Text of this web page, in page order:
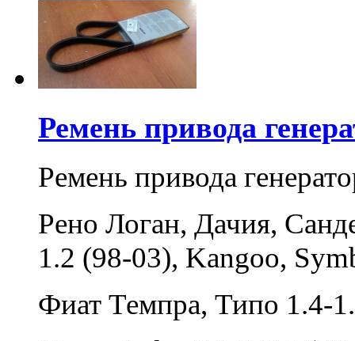
Ремень привода
Ремень привода
Рено Логан, Дачия,
1.2 (98-03), Kangoo,
Фиат Темпра, Типо 1.4-